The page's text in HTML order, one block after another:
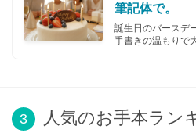
筆記体で。
誕生日のバースデ
手書きの温もりで
3 人気のお手本ラン